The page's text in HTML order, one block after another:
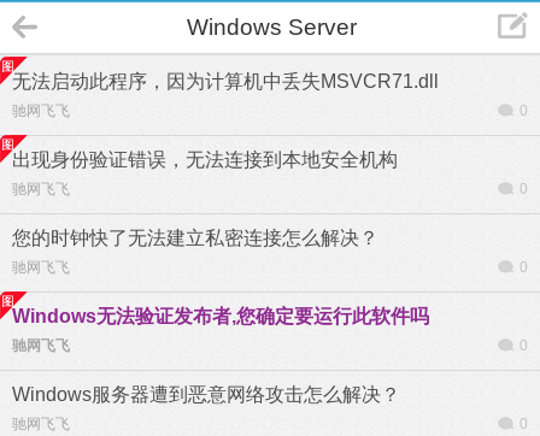
Windows Server
无法启动此程序，因为计算机中丢失MSVCR71.dll
驰网飞飞 0
出现身份验证错误，无法连接到本地安全机构
驰网飞飞 0
您的时钟快了无法建立私密连接怎么解决？
驰网飞飞 0
Windows无法验证发布者,您确定要运行此软件吗
驰网飞飞 0
Windows服务器遭到恶意网络攻击怎么解决？
驰网飞飞 0